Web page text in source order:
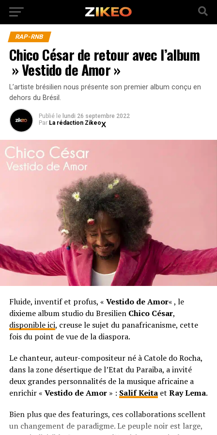
RAP-RNB
Chico César de retour avec l’album
» Vestido de Amor »
L’artiste brésilien nous présente son premier album conçu en
dehors du Brésil.
Publié le lundi 26 septembre 2022
Par La rédaction Zikeo
Fluide, inventif et profus, « Vestido de Amor« , le
dixieme album studio du Bresilien Chico César,
disponible ici, creuse le sujet du panafricanisme, cette
fois du point de vue de la diaspora.
Le chanteur, auteur-compositeur né à Catole do Rocha,
dans la zone désertique de l’Etat du Paraiba, a invité
deux grandes personnalités de la musique africaine a
enrichir « Vestido de Amor» : Salif Keitaet Ray Lema.
Bien plus que des featurings, ces collaborations scellent
un changement de paradigme. Le peuple noir est large,